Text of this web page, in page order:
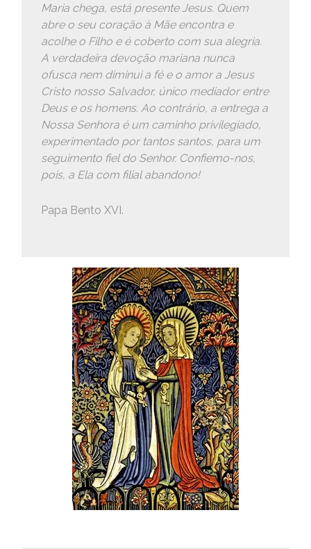
Maria chega, está presente Jesus. Quem
abre o seu coração à Mãe encontra e
acolhe o Filho e é coberto com sua alegria.
A verdadeira devoção mariana nunca
ofusca nem diminui a fé e o amor a Jesus
Cristo nosso Salvador, único mediador entre
Deus e os homens. Ao contrário, a entrega a
Nossa Senhora é um caminho privilegiado,
experimentado por tantos santos, para um
seguimento fiel do Senhor. Confiemo-nos,
pois, a Ela com filial abandono!
Papa Bento XVI.